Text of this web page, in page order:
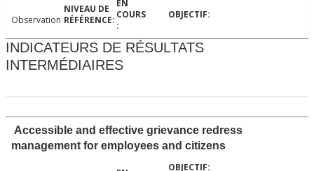
Observation
INDICATEURS DE RÉSULTATS
INTERMÉDIAIRES
Accessible and effective grievance redress
management for employees and citizens